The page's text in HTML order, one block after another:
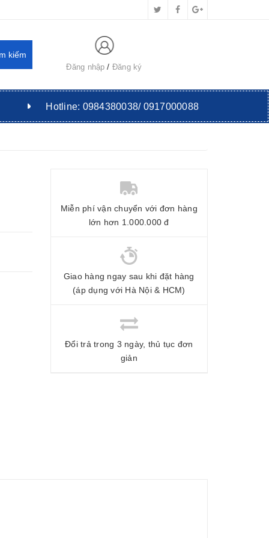
Đăng nhập Đăng ký
Hotline: 0984380038/ 0917000088
Miễn phí vận chuyển với đơn hàng
lớn hơn 1.000.000 đ
Giao hàng ngay sau khi đặt hàng
(áp dụng với Hà Nội & HCM)
Đổi trả trong 3 ngày, thủ tục đơn
giản